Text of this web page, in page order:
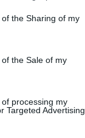
the Sharing of my
the Sale of my
processing my
Targeted Advertising.
2015